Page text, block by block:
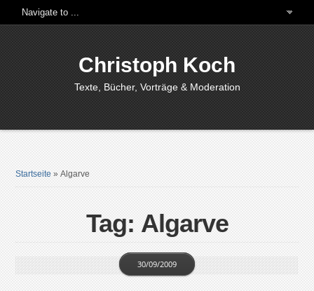
Christoph Koch
Texte, Bücher, Vorträge & Moderation
Startseite »Algarve
Tag: Algarve
30/09/2009